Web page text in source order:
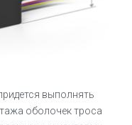
выполнять
оболочек троса